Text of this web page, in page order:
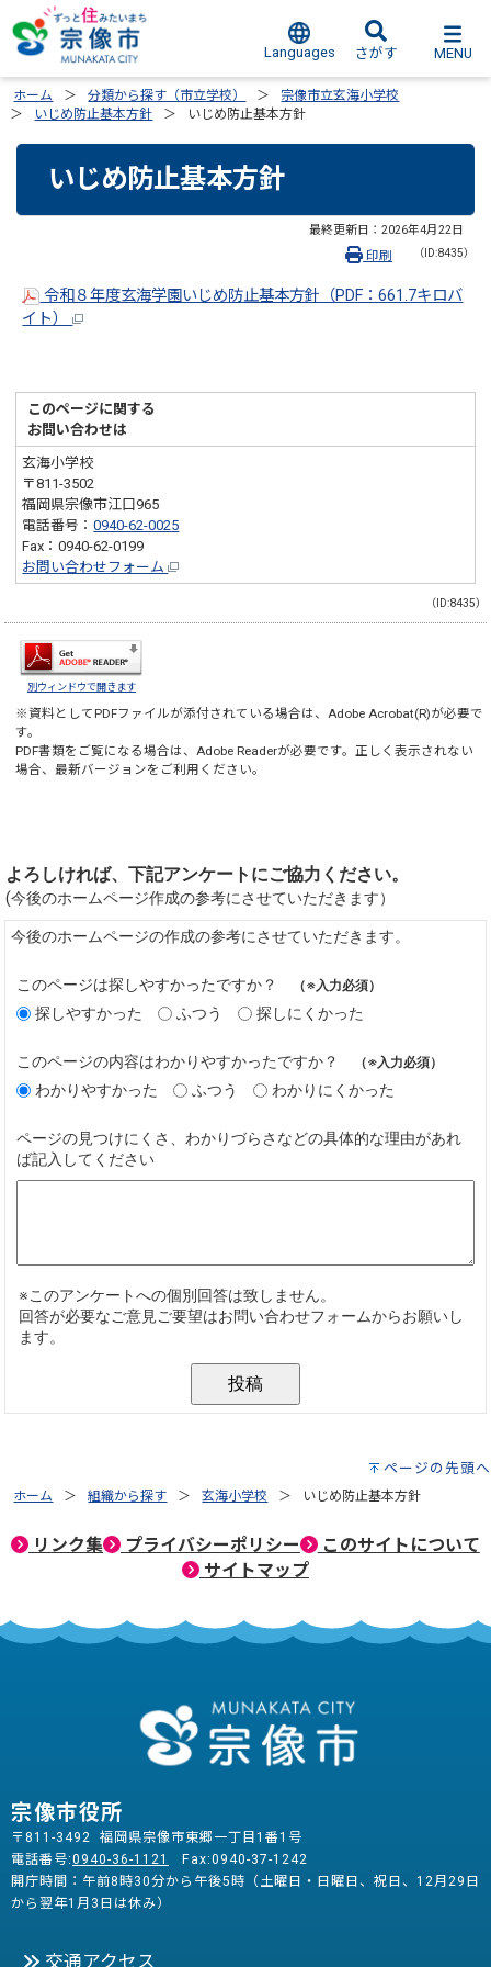
Languages さがす MENU
ホーム 分類から探す（市立学校）
宗像市立玄海小学校
いじめ防止基本方針
いじめ防止基本方針
いじめ防止基本方針
最終更新日： 2026年4月22日
（ID:8435）
印刷
令和８年度玄海学園いじめ防止基本方針（PDF：661.7キロバ
イト）
このページに関する
お問い合わせは
玄海小学校
〒811-3502
福岡県宗像市江口965
電話番号：0940-62-0025
Fax：0940-62-0199
お問い合わせフォーム
（ID:8435）
別ウィンドウで開きます
※資料としてPDFファイルが添付されている場合は、 Adobe Acrobat(R)が必要で
す。
PDF書類をご覧になる場合は、 Adobe Readerが必要です。正しく表示されない
場合、最新バージョンをご利用ください。
ページの先頭へ
ホーム 組織から探す 玄海小学校 いじめ防止基本方針
リンク集 プライバシーポリシー
このサイトについて
サイトマップ
宗像市役所
〒811-3492 福岡県宗像市東郷一丁目1番1号
電話番号:0940-36-1121
Fax:0940-37-1242
開庁時間：午前8時30分から午後5時（土曜日・日曜日、祝日、12月29日
から翌年1月3日は休み）
交通アクセス